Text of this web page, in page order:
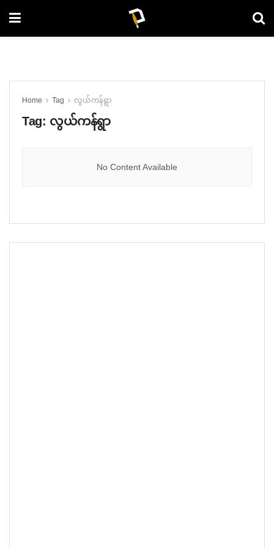
Home Tag လွယ်ကန်ရွာ
Tag: လွယ်ကန်ရွာ
No Content Available